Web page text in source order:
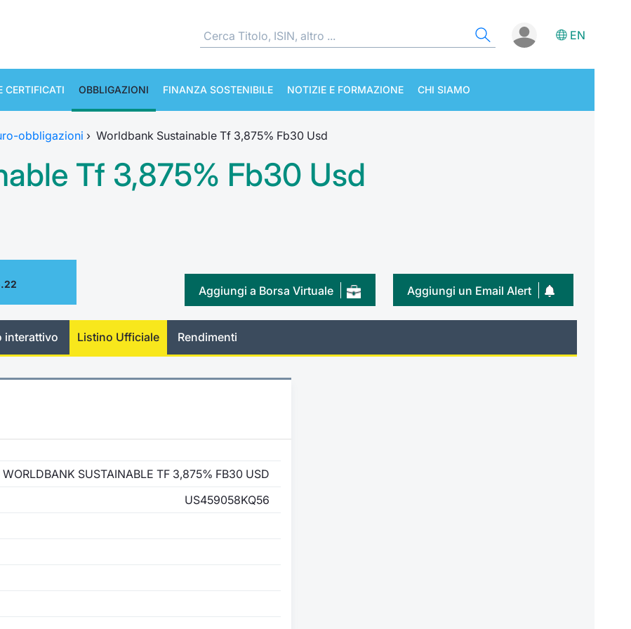
EN
CERTIFICATI OBBLIGAZIONI FINANZA SOSTENIBILE NOTIZIE E FORMAZIONE CHI SIAMO
obbligazioni › Worldbank Sustainable Tf 3,875% Fb30 Usd
Tf 3,875% Fb30 Usd
Aggiungi un Email Alert
Aggiungi a Borsa Virtuale
interattivo Listino Ufficiale Rendimenti
WORLDBANK SUSTAINABLE TF 3,875% FB30 USD
US459058KQ56